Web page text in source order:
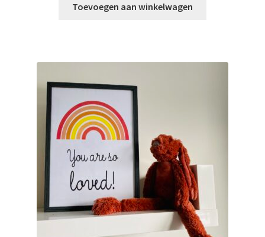
Toevoegen aan winkelwagen